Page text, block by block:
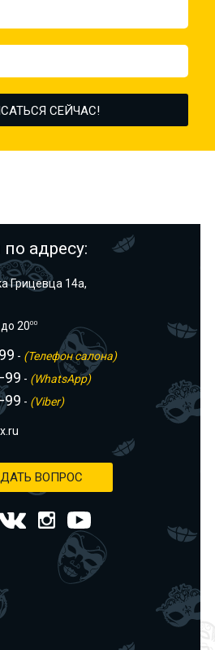
адресу:
Грицевца 14а,
до 2000
- (Телефон салона)
- (WhatsApp)
- (Viber)
ВОПРОС